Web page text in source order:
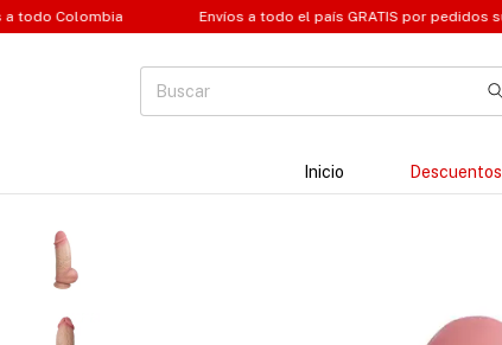
Envíos a todo el país GRATIS por pedidos superiores a $129.999
Inicio Descuentos